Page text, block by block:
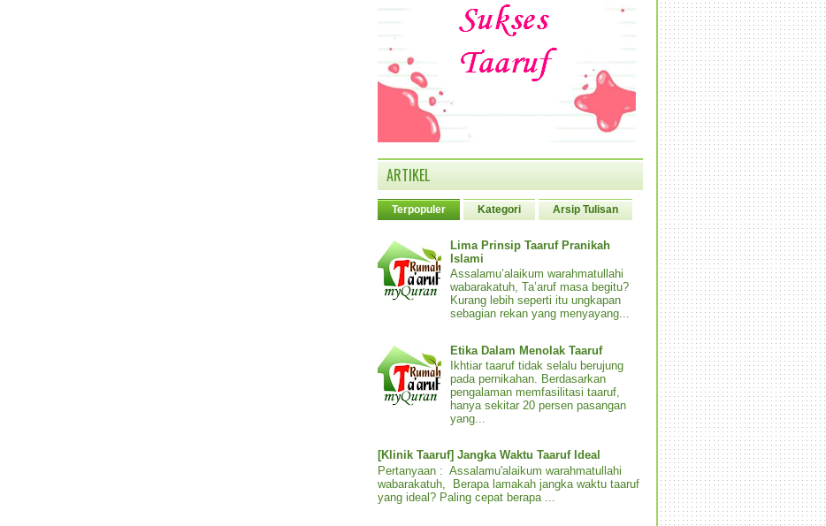
ARTIKEL
Terpopuler Kategori Arsip Tulisan
Lima Prinsip Taaruf Pranikah
Islami
Assalamu’alaikum warahmatullahi
wabarakatuh, Ta’aruf masa begitu?
Kurang lebih seperti itu ungkapan
sebagian rekan yang menyayang...
Etika Dalam Menolak Taaruf
Ikhtiar taaruf tidak selalu berujung
pada pernikahan. Berdasarkan
pengalaman memfasilitasi taaruf,
hanya sekitar 20 persen pasangan
yang...
[Klinik Taaruf] Jangka Waktu Taaruf Ideal
Pertanyaan : Assalamu'alaikum warahmatullahi
wabarakatuh, Berapa lamakah jangka waktu taaruf
yang ideal? Paling cepat berapa ...